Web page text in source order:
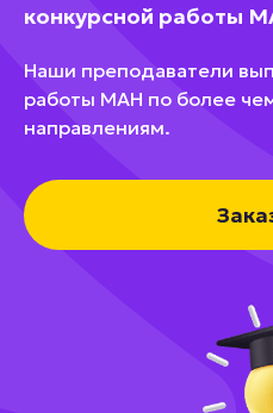
конкурсной работы
Наши преподаватели
работы МАН по более
направлениям.